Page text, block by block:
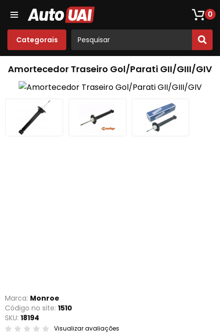
0
Categorais
Loja De Peças De Fusca Som
Amortecedor Traseiro Gol/Parati GII/GIII/GIV
Marca: Monroe
Código no site: 1510
SKU: 18194
Visualizar avaliações